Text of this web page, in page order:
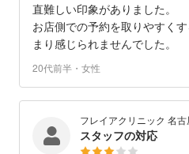
直難しい印象がありました。
お店側での予約を取りやすく
まり感じられませんでした。
20代前半・女性
フレイアクリニック 名
スタッフの対応